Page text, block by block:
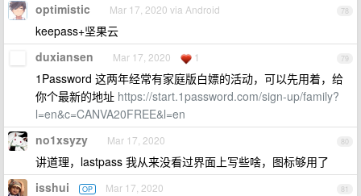
78
optimistic Mar 17, 2020 via Android
keepass+坚果云
79
duxiansen Mar 17, 2020 1
1Password 这两年经常有家庭版白嫖的活动，可以先用着，给
你个最新的地址 https://start.1password.com/sign-up/family?
l=en&c=CANVA20FREE&l=en
80
no1xsyzy Mar 17, 2020
讲道理，lastpass 我从来没看过界面上写些啥，图标够用了
81
isshui OP Mar 17, 2020